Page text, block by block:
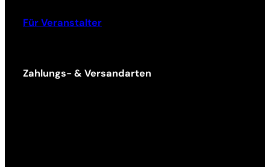
Für Veranstalter
Zahlungs- & Versandarten